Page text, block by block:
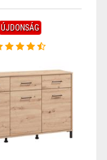
ÚJDONSÁG